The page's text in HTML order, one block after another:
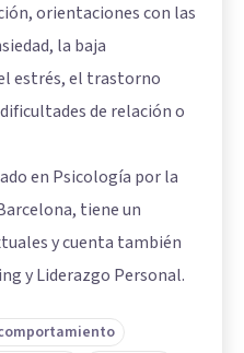
orientaciones con las
la baja
estrés, el trastorno
de relación o
en Psicología por la
tiene un
y cuenta también
y Liderazgo Personal.